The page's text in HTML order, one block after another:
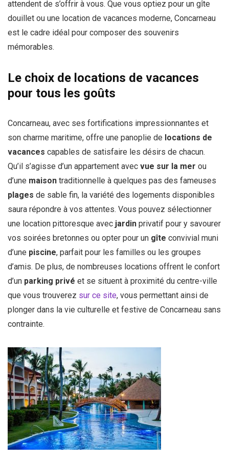
attendent de s’offrir à vous. Que vous optiez pour un gîte
douillet ou une location de vacances moderne, Concarneau
est le cadre idéal pour composer des souvenirs
mémorables.
Le choix de locations de vacances
pour tous les goûts
Concarneau, avec ses fortifications impressionnantes et
son charme maritime, offre une panoplie de locations de
vacances capables de satisfaire les désirs de chacun.
Qu’il s’agisse d’un appartement avec vue sur la mer ou
d’une maison traditionnelle à quelques pas des fameuses
plages de sable fin, la variété des logements disponibles
saura répondre à vos attentes. Vous pouvez sélectionner
une location pittoresque avec jardin privatif pour y savourer
vos soirées bretonnes ou opter pour un gîte convivial muni
d’une piscine, parfait pour les familles ou les groupes
d’amis. De plus, de nombreuses locations offrent le confort
d’un parking privé et se situent à proximité du centre-ville
que vous trouverez sur ce site, vous permettant ainsi de
plonger dans la vie culturelle et festive de Concarneau sans
contrainte.